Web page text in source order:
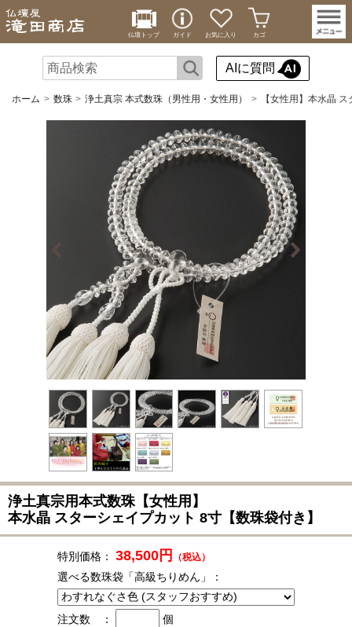
仏壇トップ ガイド お気に入り カゴ
AIに質問
ホーム 数珠 浄土真宗 本式数珠（男性用・女性用） 【女性用】本水晶
浄土真宗用本式数珠 【女性用】
本水晶 スターシェイプカット 8寸【数珠袋付き】
特別価格： 38,500円 （税込）
選べる数珠袋「高級ちりめん」：
注文数 ： 個